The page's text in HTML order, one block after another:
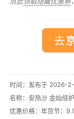
去
时间：发布于 2026-
名称： 安热沙 金灿倍
优惠价格： 年货节：